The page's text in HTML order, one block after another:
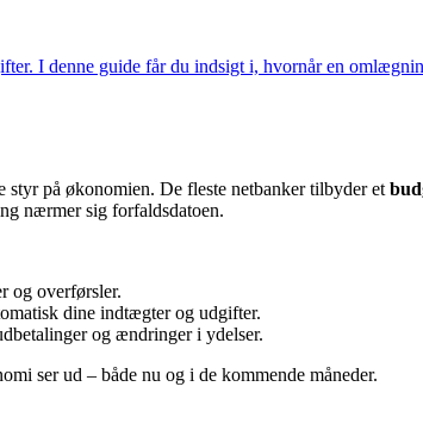
I denne guide får du indsigt i, hvornår en
på økonomien. De fleste netbanker tilbyder et
nærmer sig forfaldsdatoen.
og overførsler.
dine indtægter og udgifter.
og ændringer i ydelser.
ser ud – både nu og i de kommende måneder.